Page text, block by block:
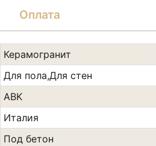
Оплата
Керамогранит
Для пола,Для стен
ABK
Италия
Под бетон